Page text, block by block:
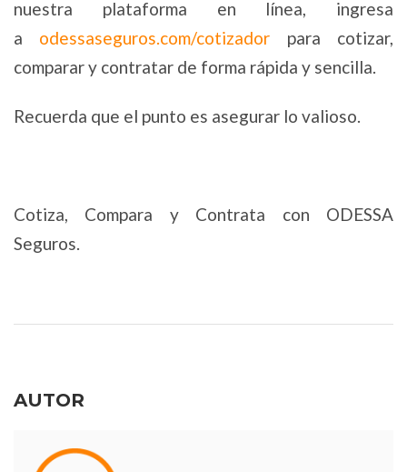
nuestra plataforma en línea, ingresa
a odessaseguros.com/cotizador para cotizar,
comparar y contratar de forma rápida y sencilla.
Recuerda que el punto es asegurar lo valioso.
Cotiza, Compara y Contrata con ODESSA
Seguros.
AUTOR